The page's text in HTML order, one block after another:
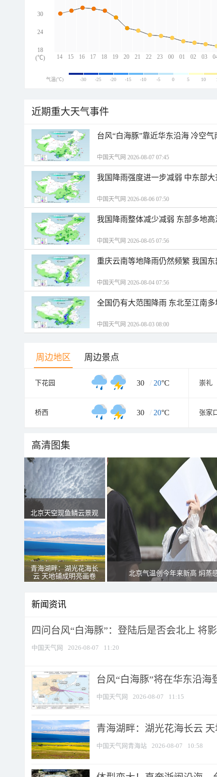
14 15 16 17 18 19 20 21 22 23 00 01 02 03
30
24
18
(℃)
气温(℃) -30 -25 -20 -15 -10 -5 0 5 10
近期重大天气事件
台风“白海豚”靠近华东沿海 冷空
中国天气网 2026-08-07 07:45
我国降雨强度进一步减弱 中东部
中国天气网 2026-08-06 07:50
我国降雨整体减少减弱 东部多地
中国天气网 2026-08-05 07:56
重庆云南等地降雨仍然频繁 我国
中国天气网 2026-08-04 07:56
全国仍有大范围降雨 东北至江南
中国天气网 2026-08-03 08:00
周边地区 周边景点
下花园 30 / 20°C 崇礼
桥西 30 / 20°C 张家
高清图集
北京天空现鱼鳞云景观
青海湖畔：湖光花海长
云 天地铺成明亮画卷
北京气温创今年来新高 焖蒸
新闻资讯
四问台风“白海豚”：登陆后是否会北上 将
中国天气网 2026-08-07 11:20
台风“白海豚”将在华东沿
中国天气网 2026-08-07 11:15
青海湖畔：湖光花海长云
中国天气网青海站 2026-08-07 10:58